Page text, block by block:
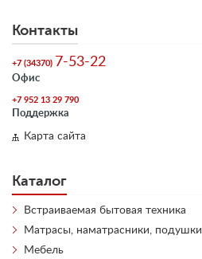
Контакты
+7 (34370) 7-53-22
Офис
+7 952 13 29 790
Поддержка
Карта сайта
Каталог
Встраиваемая бытовая техника
Матрасы, наматрасники, подушки
Мебель